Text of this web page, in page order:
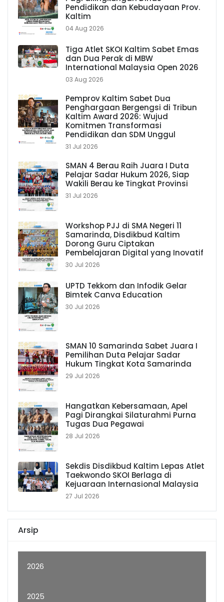
Pendidikan dan Kebudayaan Prov.
Kaltim
04 Aug 2026
Tiga Atlet SKOI Kaltim Sabet Emas
dan Dua Perak di MBW
International Malaysia Open 2026
03 Aug 2026
Pemprov Kaltim Sabet Dua
Penghargaan Bergengsi di Tribun
Kaltim Award 2026: Wujud
Komitmen Transformasi
Pendidikan dan SDM Unggul
31 Jul 2026
SMAN 4 Berau Raih Juara I Duta
Pelajar Sadar Hukum 2026, Siap
Wakili Berau ke Tingkat Provinsi
31 Jul 2026
Workshop PJJ di SMA Negeri 11
Samarinda, Disdikbud Kaltim
Dorong Guru Ciptakan
Pembelajaran Digital yang Inovatif
30 Jul 2026
UPTD Tekkom dan Infodik Gelar
Bimtek Canva Education
30 Jul 2026
SMAN 10 Samarinda Sabet Juara I
Pemilihan Duta Pelajar Sadar
Hukum Tingkat Kota Samarinda
29 Jul 2026
Hangatkan Kebersamaan, Apel
Pagi Dirangkai Silaturahmi Purna
Tugas Dua Pegawai
28 Jul 2026
Sekdis Disdikbud Kaltim Lepas Atlet
Taekwondo SKOI Berlaga di
Kejuaraan Internasional Malaysia
27 Jul 2026
Arsip
2026
2025